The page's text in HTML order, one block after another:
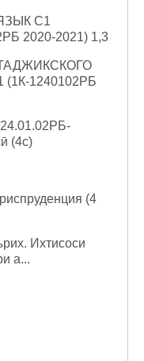
С1
2020-2021) 1,3
1240102РБ
(4с)
(4
Ихтисоси
а...